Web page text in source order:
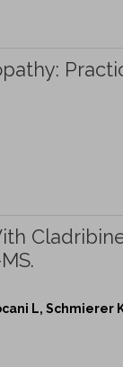
L, Schmierer